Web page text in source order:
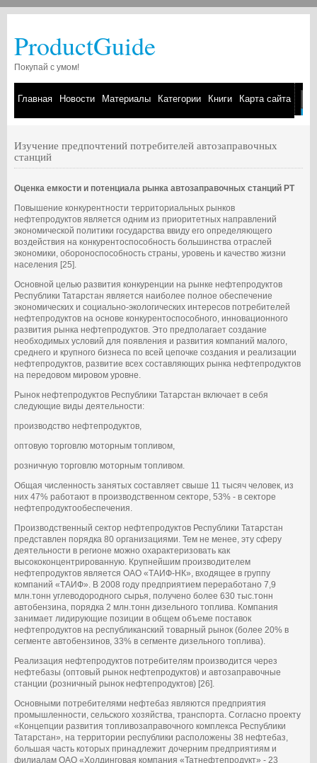
ProductGuide
Покупай с умом!
Главная Новости Материалы Категории Книги Карта сайта
Изучение предпочтений потребителей автозаправочных
станций
Оценка емкости и потенциала рынка автозаправочных станций РТ
Повышение конкурентности территориальных рынков
нефтепродуктов является одним из приоритетных направлений
экономической политики государства ввиду его определяющего
воздействия на конкурентоспособность большинства отраслей
экономики, обороноспособность страны, уровень и качество жизни
населения [25].
Основной целью развития конкуренции на рынке нефтепродуктов
Республики Татарстан является наиболее полное обеспечение
экономических и социально-экологических интересов потребителей
нефтепродуктов на основе конкурентоспособного, инновационного
развития рынка нефтепродуктов. Это предполагает создание
необходимых условий для появления и развития компаний малого,
среднего и крупного бизнеса по всей цепочке создания и реализации
нефтепродуктов, развитие всех составляющих рынка нефтепродуктов
на передовом мировом уровне.
Рынок нефтепродуктов Республики Татарстан включает в себя
следующие виды деятельности:
производство нефтепродуктов,
оптовую торговлю моторным топливом,
розничную торговлю моторным топливом.
Общая численность занятых составляет свыше 11 тысяч человек, из
них 47% работают в производственном секторе, 53% - в секторе
нефтепродуктообеспечения.
Производственный сектор нефтепродуктов Республики Татарстан
представлен порядка 80 организациями. Тем не менее, эту сферу
деятельности в регионе можно охарактеризовать как
высококонцентрированную. Крупнейшим производителем
нефтепродуктов является ОАО «ТАИФ-НК», входящее в группу
компаний «ТАИФ». В 2008 году предприятием переработано 7,9
млн.тонн углеводородного сырья, получено более 630 тыс.тонн
автобензина, порядка 2 млн.тонн дизельного топлива. Компания
занимает лидирующие позиции в общем объеме поставок
нефтепродуктов на республиканский товарный рынок (более 20% в
сегменте автобензинов, 33% в сегменте дизельного топлива).
Реализация нефтепродуктов потребителям производится через
нефтебазы (оптовый рынок нефтепродуктов) и автозаправочные
станции (розничный рынок нефтепродуктов) [26].
Основными потребителями нефтебаз являются предприятия
промышленности, сельского хозяйства, транспорта. Согласно проекту
«Концепции развития топливозаправочного комплекса Республики
Татарстан», на территории республики расположены 38 нефтебаз,
большая часть которых принадлежит дочерним предприятиям и
филиалам ОАО «Холдинговая компания «Татнефтепродукт» - 23